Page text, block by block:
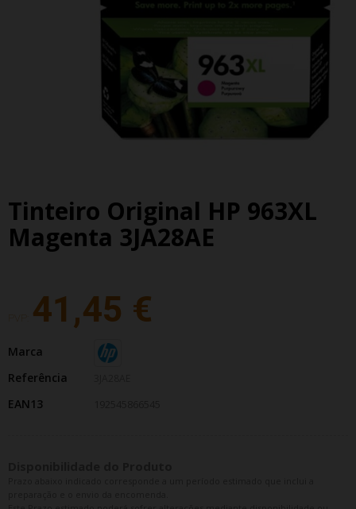
Tinteiro Original HP 963XL
Magenta 3JA28AE
41,45 €
Marca
Referência
EAN13